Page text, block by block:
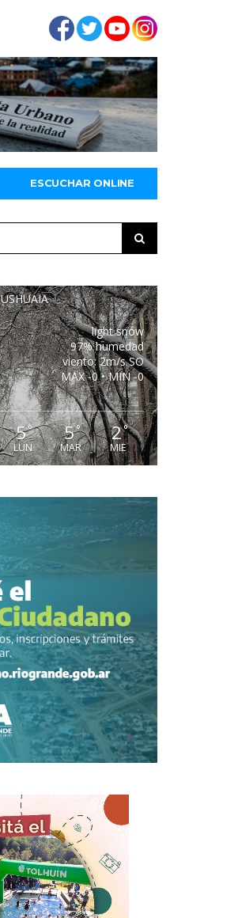
ESCUCHAR ONLINE
USHUAIA
light snow
97% humedad
viento: 2m/s SO
MAX -0 • MIN -0
5°
LUN
5°
MAR
2°
MIE